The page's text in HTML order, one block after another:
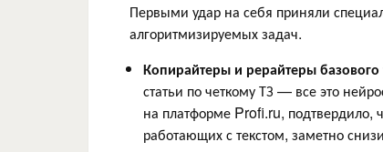
Первыми удар на себя приняли
алгоритмизируемых задач.
Копирайтеры и рерайтеры
статьи по четкому ТЗ — все это
на платформе Profi.ru, подтвердило,
работающих с текстом, заметно